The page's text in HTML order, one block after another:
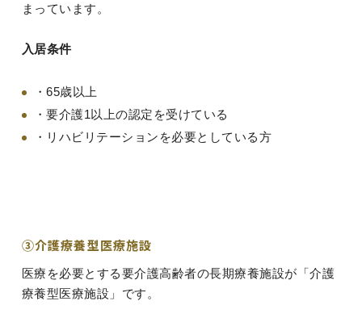
まっています。
入居条件
・65歳以上
・要介護1以上の認定を受けている
・リハビリテーションを必要としている方
③介護療養型医療施設
医療を必要とする要介護高齢者の長期療養施設が「介護
療養型医療施設」です。